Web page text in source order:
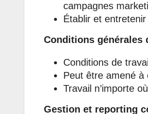
campagnes
Établir et
Conditions générales
Conditions de
Peut être amené à
Travail n’importe
Gestion et reporting